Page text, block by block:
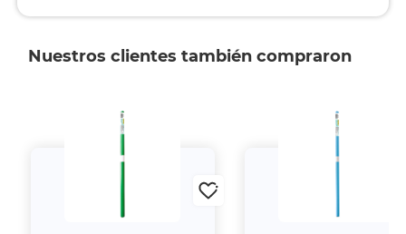
Nuestros clientes también compraron